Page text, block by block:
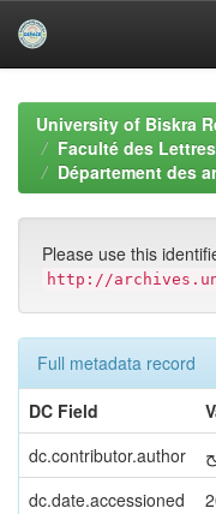
navigationUniversity of Biskra
Faculté des
Département des
Please use this
http://
Full metadata record
DC Field
dc.contributor.author
dc.date.accessioned